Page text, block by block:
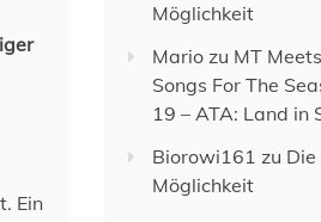
Ein
Möglichkeit
Mario zu MT
Songs For The
19 – ATA: Land in
Biorowi161 zu Die
Möglichkeit